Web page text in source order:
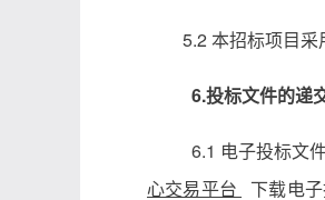
5.2 本招标项目
6.投标文件的递
6.1 电子投标文
心交易平台 下载电